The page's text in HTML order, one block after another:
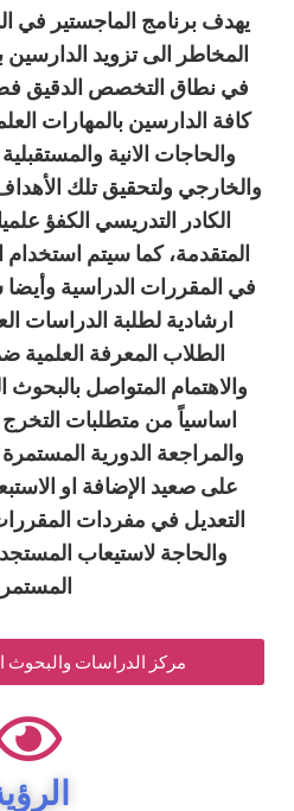
الماجستير في المراجعة
الى تزويد الدارسين بكافة ما
التخصص الدقيق فضلا عن ذلك
بالمهارات العلمية
الانية والمستقبلية لسوق
ولتحقيق تلك الأهداف سوف يتم
التدريسي الكفؤ علميا من
كما سيتم استخدام التقنيات
الدراسية وأيضا سيتم
لطلبة الدراسات العليا بما
المعرفة العلمية ضمن مجال
المتواصل بالبحوث التطبيقية
من متطلبات التخرج ، وأيضا
الدورية المستمرة للخطة
الإضافة او الاستبعاد لبعض
في مفردات المقررات الدراسية
لاستيعاب المستجدات العلمية
مركز الدراسات والبحوث الاقتصادية